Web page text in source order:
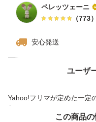
ペレッツェーニ
（773）
安心発送
ユーザ
Yahoo!フリマが定めた一定
付与しています
価格の相談
この商品
この商品をみている人